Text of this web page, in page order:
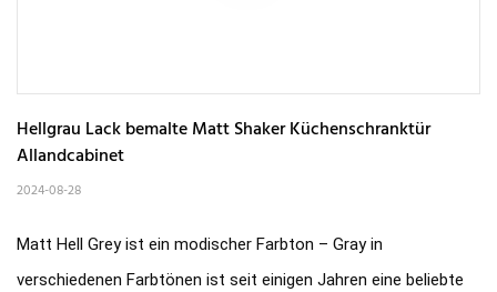
Hellgrau Lack bemalte Matt Shaker Küchenschranktür
Allandcabinet
2024-08-28
Matt Hell Grey ist ein modischer Farbton – Gray in
verschiedenen Farbtönen ist seit einigen Jahren eine beliebte